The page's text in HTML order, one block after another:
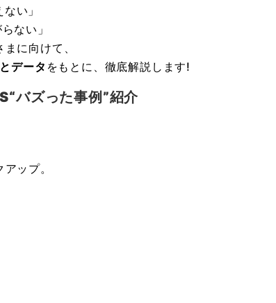
い」
ない」
に向けて、
データ をもとに、徹底解説します!
バズった事例”紹介
ップ。